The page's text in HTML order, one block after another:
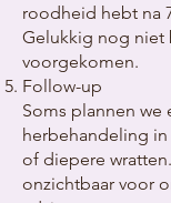
roodheid hebt na
Gelukkig nog niet
voorgekomen.
Follow-up
Soms plannen
herbehandeling
of diepere
onzichtbaar voor